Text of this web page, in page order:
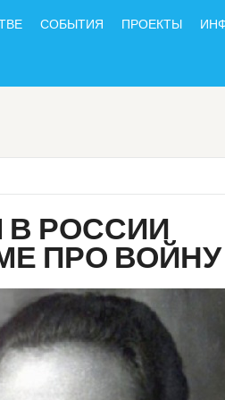
СОБЫТИЯ ПРОЕКТЫ
РОССИИ
ПРО ВОЙНУ